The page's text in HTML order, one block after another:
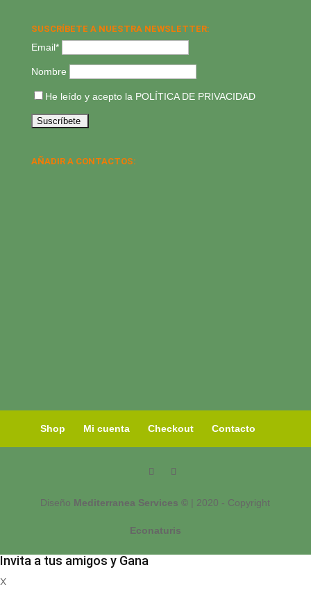
SUSCRÍBETE A NUESTRA NEWSLETTER:
Email*
Nombre
He leído y acepto la POLÍTICA DE PRIVACIDAD
AÑADIR A CONTACTOS:
Shop Mi cuenta Checkout Contacto
Diseño Mediterranea Services © | 2020 - Copyright
Econaturis
Invita a tus amigos y Gana
X